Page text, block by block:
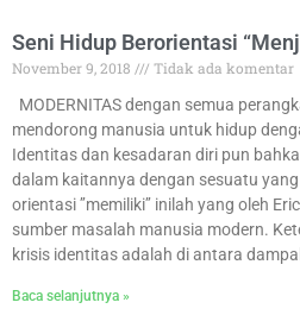
Seni Hidup Berorientasi
November 9, 2018
Tidak ada komentar
MODERNITAS dengan semua
mendorong manusia untuk hidup
Identitas dan kesadaran diri pun
dalam kaitannya dengan sesuatu
orientasi ’’memiliki’’ inilah yang oleh
sumber masalah manusia modern.
krisis identitas adalah di antara
Baca selanjutnya »